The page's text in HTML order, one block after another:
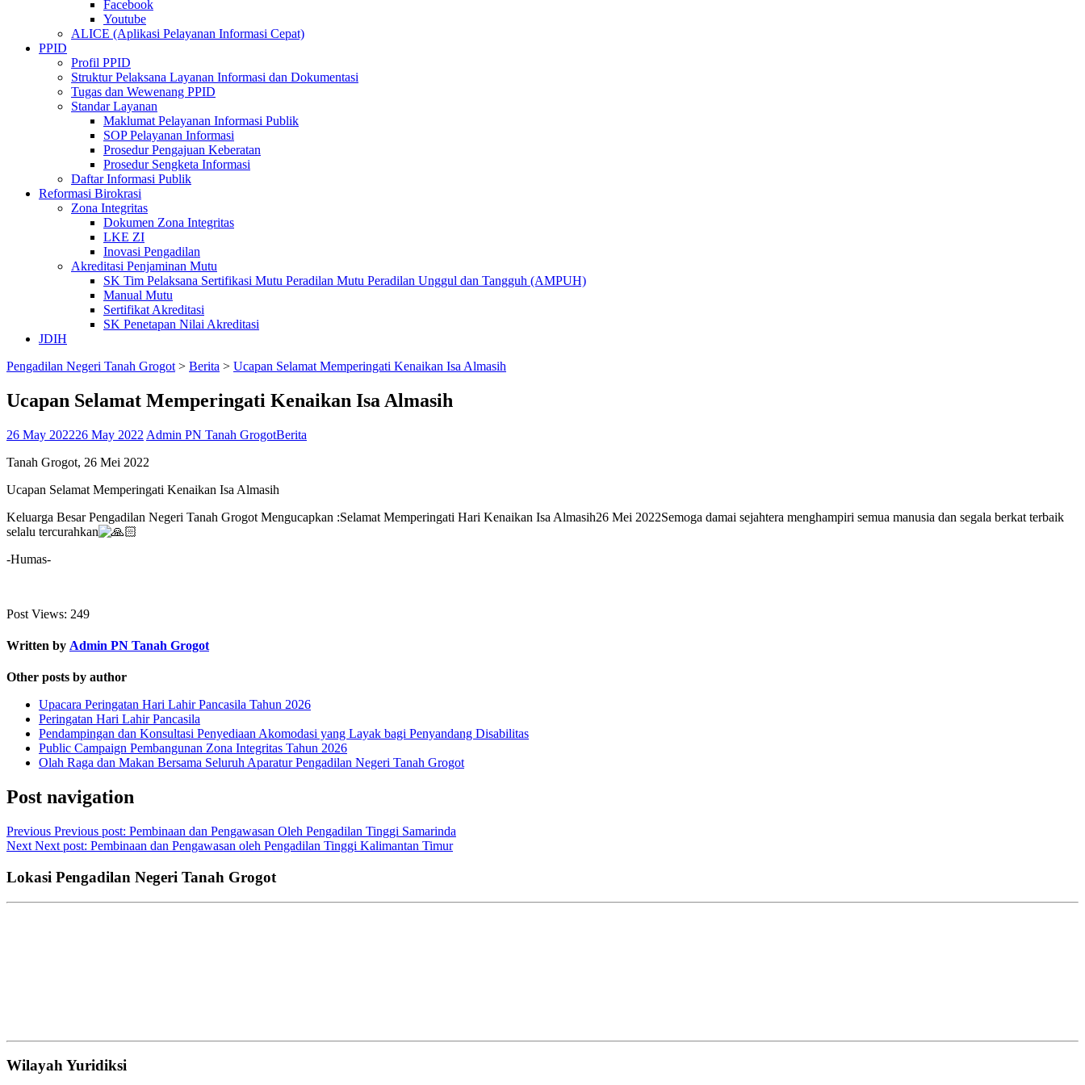
Facebook
Youtube
ALICE (Aplikasi Pelayanan Informasi Cepat)
PPID
Profil PPID
Struktur Pelaksana Layanan Informasi dan Dokumentasi
Tugas dan Wewenang PPID
Standar Layanan
Maklumat Pelayanan Informasi Publik
SOP Pelayanan Informasi
Prosedur Pengajuan Keberatan
Prosedur Sengketa Informasi
Daftar Informasi Publik
Reformasi Birokrasi
Zona Integritas
Dokumen Zona Integritas
LKE ZI
Inovasi Pengadilan
Akreditasi Penjaminan Mutu
SK Tim Pelaksana Sertifikasi Mutu Peradilan Mutu Peradilan Unggul dan Tangguh (AMPUH)
Manual Mutu
Sertifikat Akreditasi
SK Penetapan Nilai Akreditasi
JDIH
Pengadilan Negeri Tanah Grogot > Berita > Ucapan Selamat Memperingati Kenaikan Isa Almasih
Ucapan Selamat Memperingati Kenaikan Isa Almasih
26 May 202226 May 2022 Admin PN Tanah GrogotBerita
Tanah Grogot, 26 Mei 2022
Ucapan Selamat Memperingati Kenaikan Isa Almasih
Keluarga Besar Pengadilan Negeri Tanah Grogot Mengucapkan :Selamat Memperingati Hari Kenaikan Isa Almasih26 Mei 2022Semoga damai sejahtera menghampiri semua manusia dan segala berkat terbaik
selalu tercurahkan
-Humas-
Post Views: 249
Written by Admin PN Tanah Grogot
Other posts by author
Upacara Peringatan Hari Lahir Pancasila Tahun 2026
Peringatan Hari Lahir Pancasila
Pendampingan dan Konsultasi Penyediaan Akomodasi yang Layak bagi Penyandang Disabilitas
Public Campaign Pembangunan Zona Integritas Tahun 2026
Olah Raga dan Makan Bersama Seluruh Aparatur Pengadilan Negeri Tanah Grogot
Post navigation
Previous Previous post: Pembinaan dan Pengawasan Oleh Pengadilan Tinggi Samarinda
Next Next post: Pembinaan dan Pengawasan oleh Pengadilan Tinggi Kalimantan Timur
Lokasi Pengadilan Negeri Tanah Grogot
Wilayah Yuridiksi